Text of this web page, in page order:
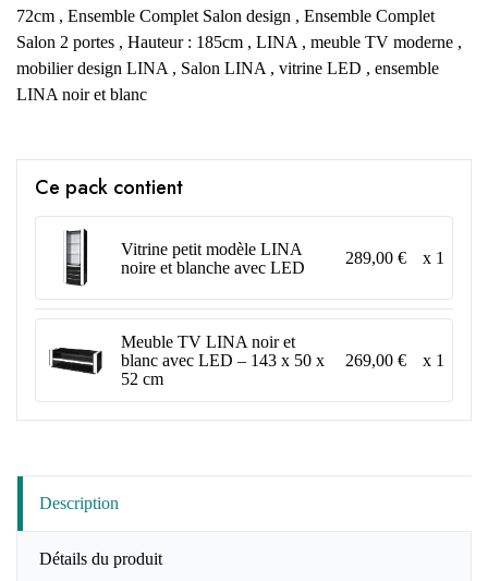
72cm , Ensemble Complet Salon design , Ensemble Complet
Salon 2 portes , Hauteur : 185cm , LINA , meuble TV moderne ,
mobilier design LINA , Salon LINA , vitrine LED , ensemble
LINA noir et blanc
Ce pack contient
Vitrine petit modèle LINA
noire et blanche avec LED
289,00 € x 1
Meuble TV LINA noir et
blanc avec LED – 143 x 50 x
52 cm
269,00 € x 1
Description
Détails du produit